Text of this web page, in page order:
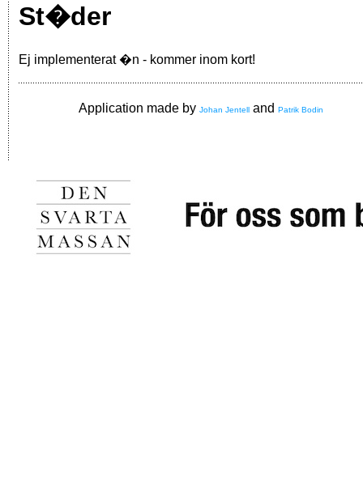
St�der
Ej implementerat �n - kommer inom kort!
Application made by Johan Jentell and Patrik Bodin